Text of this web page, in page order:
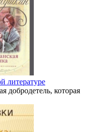
литературе
добродетель, которая